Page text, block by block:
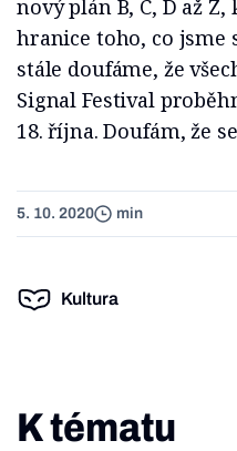
nový plán B, C, D až
hranice toho, co jsme
stále doufáme, že
Signal Festival
18. října. Doufám, že
5. 10. 2020 min
Kultura
K tématu